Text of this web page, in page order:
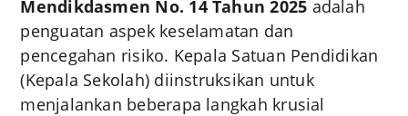
Mendikdasmen No. 14 Tahun 2025 adalah
penguatan aspek keselamatan dan
pencegahan risiko. Kepala Satuan Pendidikan
(Kepala Sekolah) diinstruksikan untuk
menjalankan beberapa langkah krusial